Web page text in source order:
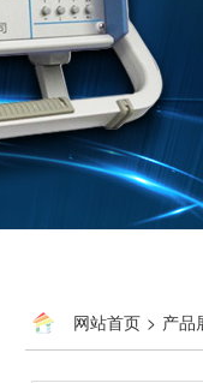
网站首页 > 产品